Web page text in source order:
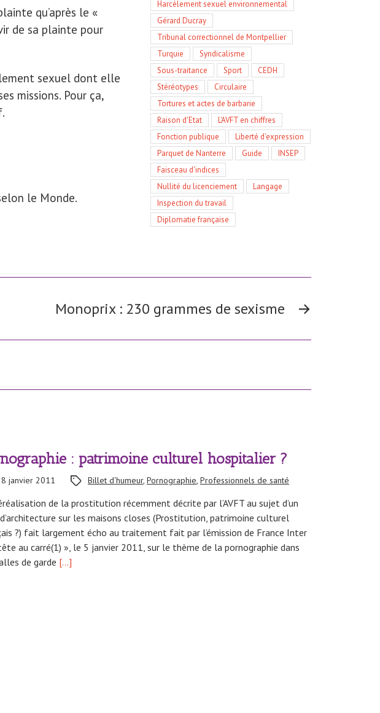
qu’après le «
de sa plainte pour
sexuel dont elle
missions. Pour ça,
le Monde.
Harcèlement sexuel environnemental
Gérard Ducray
Tribunal correctionnel de Montpellier
Turquie
Syndicalisme
Sous-traitance
Sport
CEDH
Stéréotypes
Circulaire
Tortures et actes de barbarie
Raison d'Etat
L'AVFT en chiffres
Fonction publique
Liberté d'expression
Parquet de Nanterre
Guide
INSEP
Faisceau d'indices
Nullité du licenciement
Langage
Inspection du travail
Diplomatie française
→
Monoprix : 230 grammes de sexisme
: patrimoine culturel hospitalier ?
de la prostitution récemment décrite par l’AVFT au sujet d’un
sur les maisons closes (Prostitution, patrimoine culturel
?) fait largement écho au traitement fait par l’émission de France Inter
au carré(1) », le 5 janvier 2011, sur le thème de la pornographie dans
de garde […]
janvier 2011 Billet d'humeur, Pornographie, Professionnels de santé